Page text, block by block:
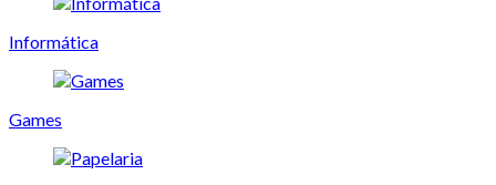
Informática
Games